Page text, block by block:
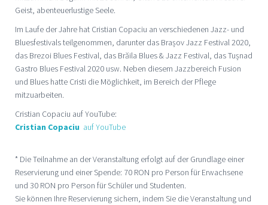
Geist, abenteuerlustige Seele.
Im Laufe der Jahre hat Cristian Copaciu an verschiedenen Jazz- und
Bluesfestivals teilgenommen, darunter das Brașov Jazz Festival 2020,
das Brezoi Blues Festival, das Brăila Blues & Jazz Festival, das Tușnad
Gastro Blues Festival 2020 usw. Neben diesem Jazzbereich Fusion
und Blues hatte Cristi die Möglichkeit, im Bereich der Pflege
mitzuarbeiten.
Cristian Copaciu auf YouTube:
Cristian Copaciu auf YouTube
* Die Teilnahme an der Veranstaltung erfolgt auf der Grundlage einer
Reservierung und einer Spende: 70 RON pro Person für Erwachsene
und 30 RON pro Person für Schüler und Studenten.
Sie können Ihre Reservierung sichern, indem Sie die Veranstaltung und